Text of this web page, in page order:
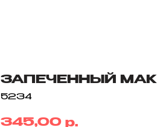
ЗАПЕЧЕННЫЙ
5234
345,00 р.